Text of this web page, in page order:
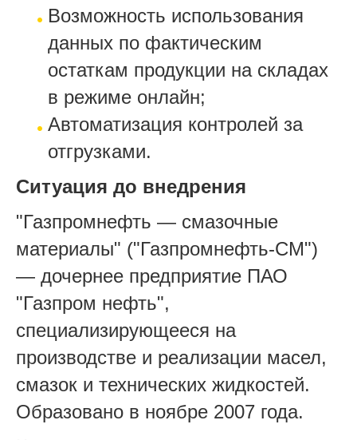
Возможность использования
данных по фактическим
остаткам продукции на складах
в режиме онлайн;
Автоматизация контролей за
отгрузками.
Ситуация до внедрения
"Газпромнефть — смазочные
материалы" ("Газпромнефть-СМ")
— дочернее предприятие ПАО
"Газпром нефть",
специализирующееся на
производстве и реализации масел,
смазок и технических жидкостей.
Образовано в ноябре 2007 года.